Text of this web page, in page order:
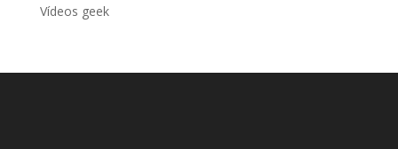
Vídeos geek